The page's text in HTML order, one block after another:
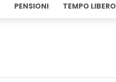
PENSIONI TEMPO LIBERO